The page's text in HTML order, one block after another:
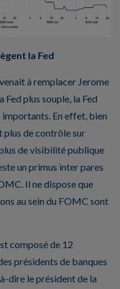
la Fed
à remplacer Jerome
plus souple, la Fed
importants. En effet, bien
plus de contrôle sur
de visibilité publique
un primus inter pares
Il ne dispose que
au sein du FOMC sont
composé de 12
présidents de banques
dire le président de la